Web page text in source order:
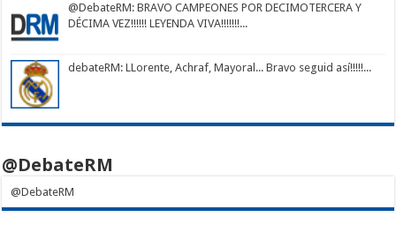
@DebateRM: BRAVO CAMPEONES POR DECIMOTERCERA Y
DÉCIMA VEZ!!!!!! LEYENDA VIVA!!!!!!!...
debateRM: LLorente, Achraf, Mayoral... Bravo seguid así!!!!!...
@DebateRM
@DebateRM